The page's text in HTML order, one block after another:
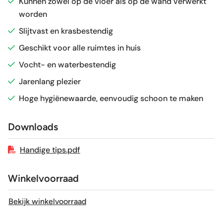
Vorstbestendig
Sortering
Craquelé
Geschikt voor vloerverwarming Ja
worden
Slijtvast en krasbestendig
Geschikt voor alle ruimtes in huis
Vocht- en waterbestendig
Jarenlang plezier
Hoge hygiënewaarde, eenvoudig schoon te maken
Downloads
Handige tips.pdf
Winkelvoorraad
Bekijk winkelvoorraad